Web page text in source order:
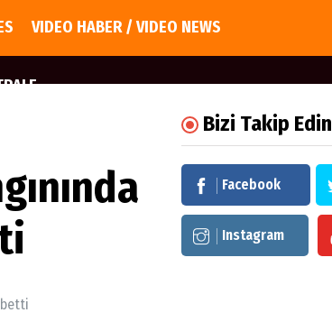
VIDEO HABER / VIDEO NEWS
Bizi Takip Edin
Facebook
Instagram